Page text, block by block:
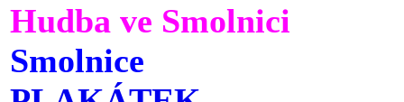
Hudba ve Smolnici
Smolnice